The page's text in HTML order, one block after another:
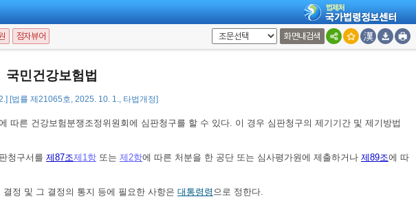
점자뷰어 화면내검색
국민건강보험법
[법률 제21065호, 2025. 10. 1., 타법개정]
분이 있음을 안 날부터 90일 이내에 문서(전자문서를 포함한다)로 하여야 하며 처분이 있은 날부터
의신청을 할 수 없었음을 소명한 경우에는 그러하지 아니하다.
의 확인에 대하여 이의신청을 하려면같은 조 제2항에 따라 통보받은 날부터 30일 이내에 하여야 한
정 및 그 결정의 통지 등에 필요한 사항은
따른 건강보험분쟁조정위원회에 심판청구를 할 수 있다. 이 경우 심판청구의 제기기간 및 제기방법
청구서를 제87조제1항 또는 제2항에 따른 처분을 한 공단 또는 심사평가원에 제출하거나 제89조에 따
정 및 그 결정의 통지 등에 필요한 사항은 대통령령 으로 정한다.